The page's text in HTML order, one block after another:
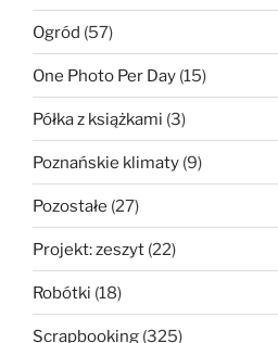
Ogród (57)
One Photo Per Day (15)
Półka z książkami (3)
Poznańskie klimaty (9)
Pozostałe (27)
Projekt: zeszyt (22)
Robótki (18)
Scrapbooking (325)